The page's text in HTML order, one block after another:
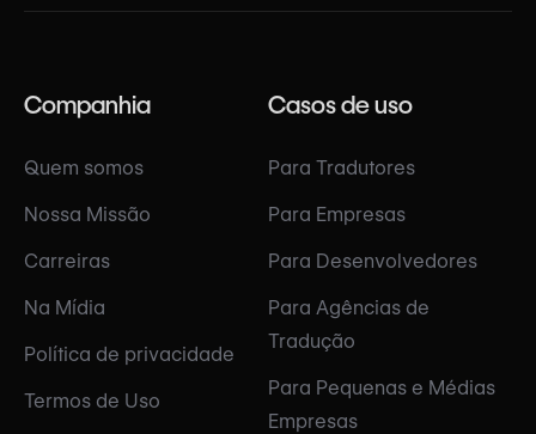
Companhia
Quem somos
Nossa Missão
Carreiras
Na Mídia
Política de privacidade
Termos de Uso
Casos de uso
Para Tradutores
Para Empresas
Para Desenvolvedores
Para Agências de
Tradução
Para Pequenas e Médias
Empresas